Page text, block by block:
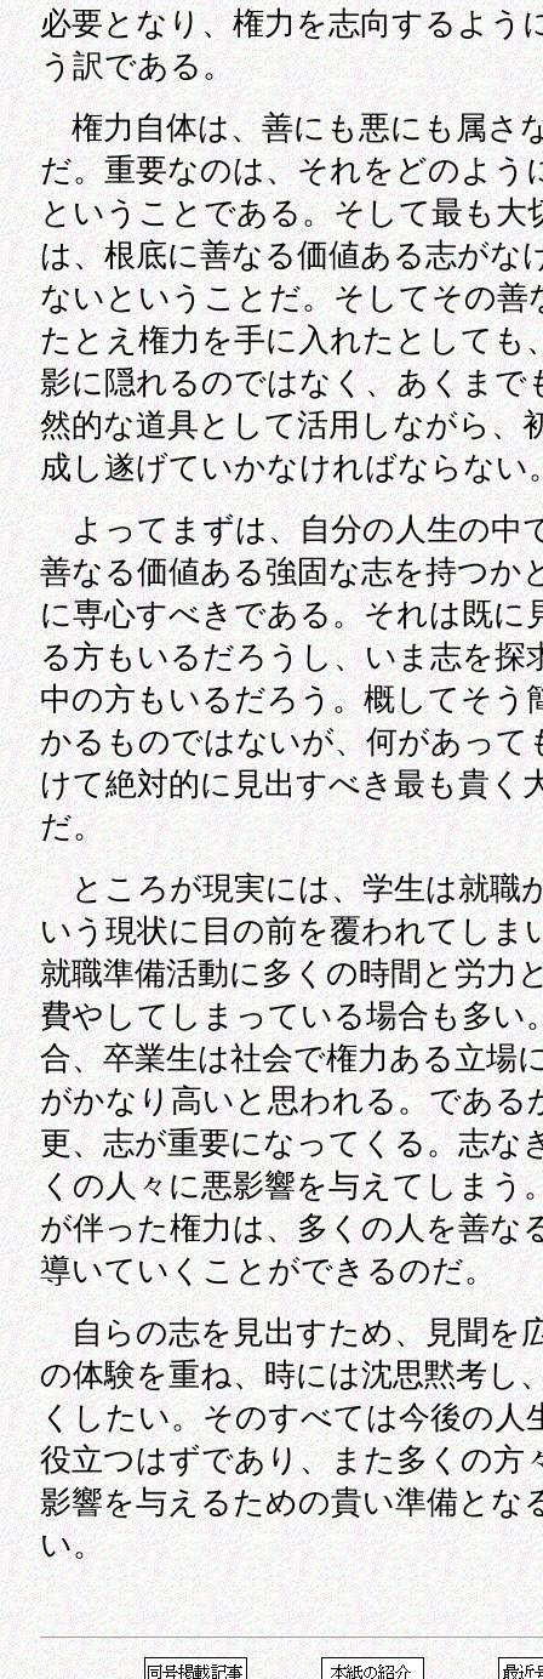
必要となり、権力を志向するよう
う訳である。
権力自体は、善にも悪にも属さ
だ。重要なのは、それをどのよう
ということである。そして最も大
は、根底に善なる価値ある志がな
ないということだ。そしてその善
たとえ権力を手に入れたとしても
影に隠れるのではなく、あくまで
然的な道具として活用しながら、
成し遂げていかなければならない
よってまずは、自分の人生の中
善なる価値ある強固な志を持つか
に専心すべきである。それは既に
る方もいるだろうし、いま志を探
中の方もいるだろう。概してそう
かるものではないが、何があって
けて絶対的に見出すべき最も貴く
だ。
ところが現実には、学生は就職
いう現状に目の前を覆われてしま
就職準備活動に多くの時間と労力
費やしてしまっている場合も多い
合、卒業生は社会で権力ある立場
がかなり高いと思われる。である
更、志が重要になってくる。志な
くの人々に悪影響を与えてしまう
が伴った権力は、多くの人を善な
導いていくことができるのだ。
自らの志を見出すため、見聞を
の体験を重ね、時には沈思黙考し
くしたい。そのすべては今後の人
役立つはずであり、また多くの方
影響を与えるための貴い準備とな
い。